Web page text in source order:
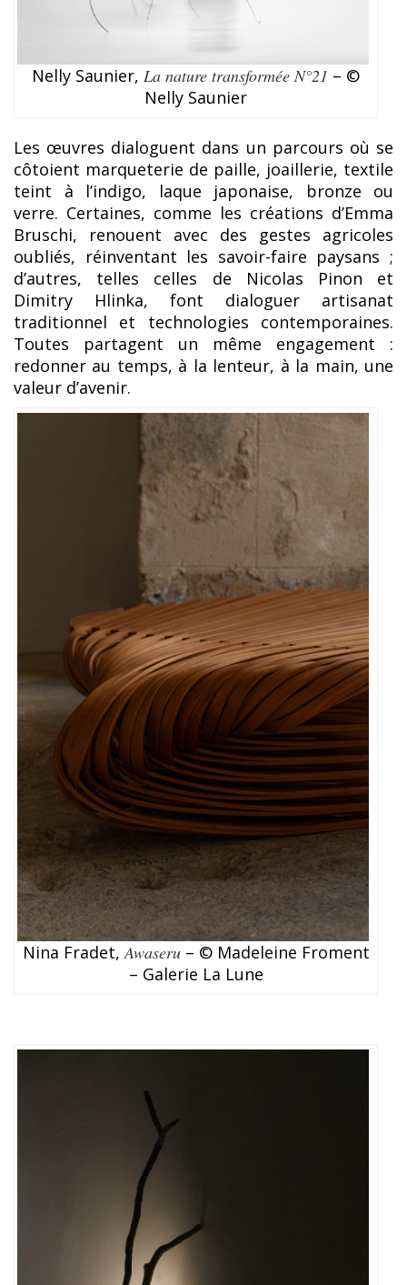
Nelly Saunier,La nature transformée N°21 – ©
Nelly Saunier
Les œuvres dialoguent dans un parcours où se
côtoient marqueterie de paille, joaillerie, textile
teint à l’indigo, laque japonaise, bronze ou
verre. Certaines, comme les créations d’Emma
Bruschi, renouent avec des gestes agricoles
oubliés, réinventant les savoir-faire paysans ;
d’autres, telles celles de Nicolas Pinon et
Dimitry Hlinka, font dialoguer artisanat
traditionnel et technologies contemporaines.
Toutes partagent un même engagement :
redonner au temps, à la lenteur, à la main, une
valeur d’avenir.
Nina Fradet,Awaseru– © Madeleine Froment
– Galerie La Lune